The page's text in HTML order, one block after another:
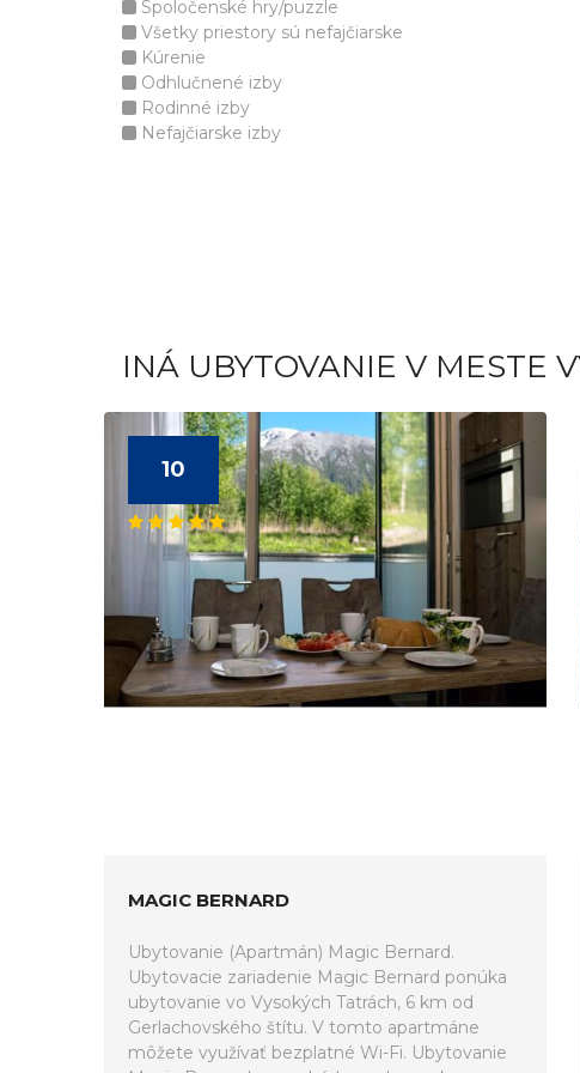
Spoločenské hry/puzzle
Všetky priestory sú nefajčiarske
Kúrenie
Odhlučnené izby
Rodinné izby
Nefajčiarske izby
INÁ UBYTOVANIE V MESTE
10
MAGIC BERNARD
Ubytovanie (Apartmán) Magic Bernard.
Ubytovacie zariadenie Magic Bernard ponúka
ubytovanie vo Vysokých Tatrách, 6 km od
Gerlachovského štítu. V tomto apartmáne
môžete využívať bezplatné Wi-Fi. Ubytovanie